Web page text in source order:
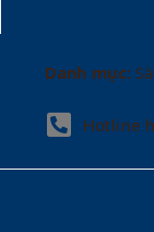
Danh mục:
Hotline